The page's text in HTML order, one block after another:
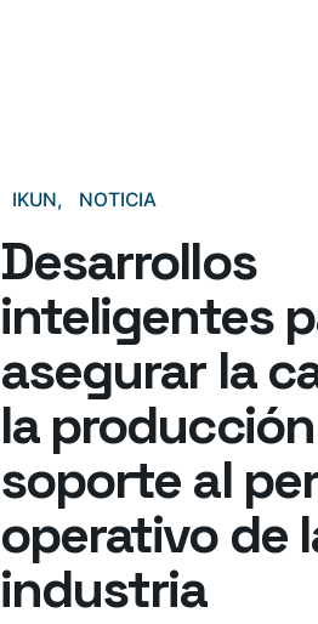
IKUN NOTICIA
Desarrollos
inteligentes
asegurar la
la
soporte al
operativo de
industria